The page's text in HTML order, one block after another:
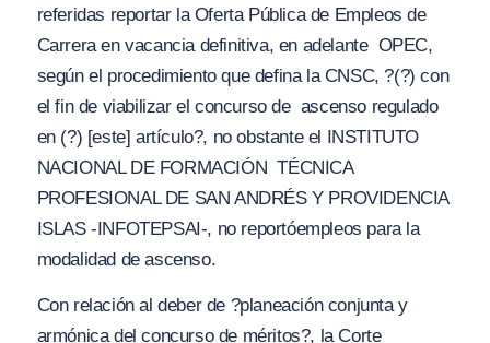
referidas reportar la Oferta Pública de Empleos de
Carrera en vacancia definitiva, en adelante OPEC,
según el procedimiento que defina la CNSC, ?(?) con
el fin de viabilizar el concurso de ascenso regulado
en (?) [este] artículo?, no obstante el INSTITUTO
NACIONAL DE FORMACIÓN TÉCNICA
PROFESIONAL DE SAN ANDRÉS Y PROVIDENCIA
ISLAS -INFOTEPSAI-, no reportóempleos para la
modalidad de ascenso.
Con relación al deber de ?planeación conjunta y
armónica del concurso de méritos?, la Corte